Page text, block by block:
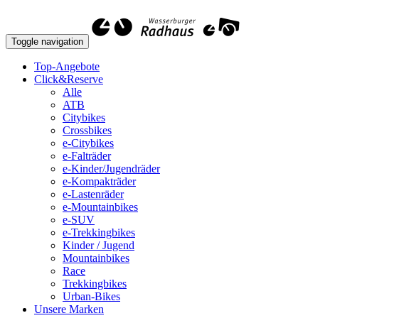
Toggle navigation
Top-Angebote
Click&Reserve
Alle
ATB
Citybikes
Crossbikes
e-Citybikes
e-Falträder
e-Kinder/Jugendräder
e-Kompakträder
e-Lastenräder
e-Mountainbikes
e-SUV
e-Trekkingbikes
Kinder / Jugend
Mountainbikes
Race
Trekkingbikes
Urban-Bikes
Unsere Marken